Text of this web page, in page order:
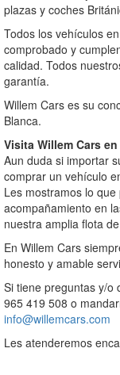
plazas y coches
Todos los vehículos
comprobado y
calidad. Todos
garantía.
Willem Cars es su
Blanca.
Visita Willem Cars en
Aun duda si importar
comprar un vehículo
Les mostramos lo
acompañamiento en
nuestra amplia flota
En Willem Cars
honesto y amable
Si tiene preguntas y/o
965 419 508 o
info@willemcars.com
Les atenderemos